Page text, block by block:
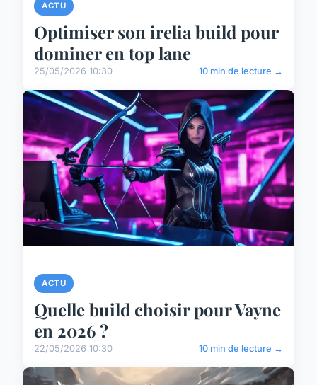
ACTU
Optimiser son irelia build pour
dominer en top lane
25/05/2026 10:30 10 min de lecture →
ACTU
Quelle build choisir pour Vayne
en 2026 ?
22/05/2026 10:30 10 min de lecture →